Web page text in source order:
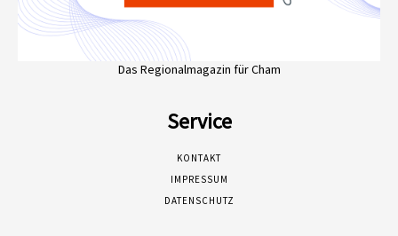
Das Regionalmagazin für Cham
Service
KONTAKT
IMPRESSUM
DATENSCHUTZ